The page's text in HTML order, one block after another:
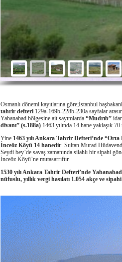
Osmanlı dönemi kayıtlarına göre;İstanbul
tahrir defteri 129a-169b-228b-230a sayfalar
Yabanabad bölgesine ait sayımlarda “Mudrıb”
divanı” (s.188a) 1463 yılında 14 hane yaklaşık
Yine 1463 yılı Ankara Tahrir Defteri’nde
İnceöz Köyü 14 hanedir. Sultan Murad
Seydi bey’de savaş zamanında silahlı bir sipahi
İnceöz Köyü’ne mutasarrıftır.
1530 yılı Ankara Tahrir Defteri’nde
nüfuslu, yıllık vergi hasılatı 1.054 akçe ve